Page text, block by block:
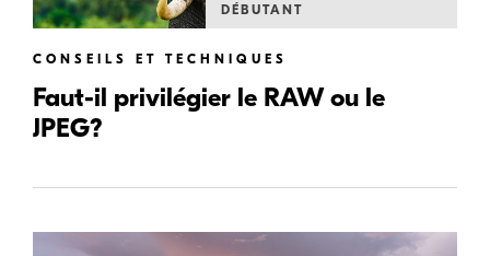
DÉBUTANT
CONSEILS ET TECHNIQUES
Faut-il privilégier le RAW ou le
JPEG?